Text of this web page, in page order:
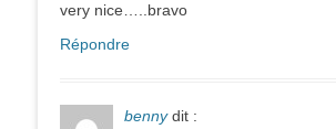
very nice…..bravo
Répondre
benny dit :